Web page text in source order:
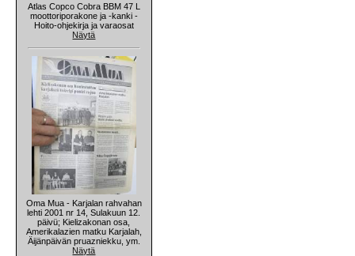
Atlas Copco Cobra BBM 47 L
moottoriporakone ja -kanki -
Hoito-ohjekirja ja varaosat
Näytä
Oma Mua - Karjalan rahvahan
lehti 2001 nr 14, Sulakuun 12.
päivü; Kielizakonan osa,
Amerikalazien matku Karjalah,
Äijänpäivän pruazniekku, ym.
Näytä